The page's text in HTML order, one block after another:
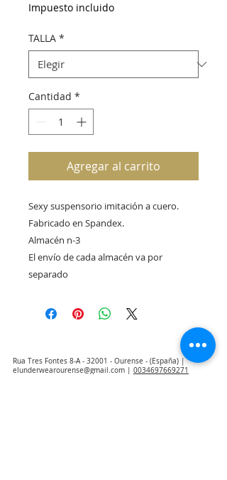
Impuesto incluido
TALLA *
Cantidad *
Agregar al carrito
Sexy suspensorio imitación a cuero.
Fabricado en Spandex.
Almacén n-3
El envío de cada almacén va por
separado
Rua Tres Fontes 8-A - 32001 - Ourense - (España) |
elunderwearourense@gmail.com
0034697669271